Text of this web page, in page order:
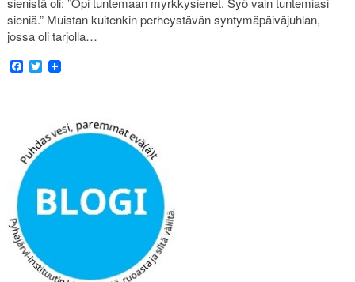
sieniä.” Muistan kuitenkin perheystävän syntymäpäiväjuhlan,
jossa oli tarjolla…
Facebook
Twitter